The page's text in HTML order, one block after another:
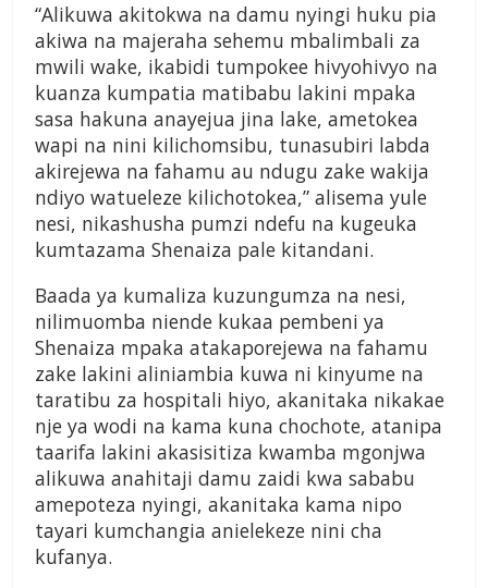
“Alikuwa akitokwa na damu nyingi huku pia
akiwa na majeraha sehemu mbalimbali za
mwili wake, ikabidi tumpokee hivyohivyo na
kuanza kumpatia matibabu lakini mpaka
sasa hakuna anayejua jina lake, ametokea
wapi na nini kilichomsibu, tunasubiri labda
akirejewa na fahamu au ndugu zake wakija
ndiyo watueleze kilichotokea,” alisema yule
nesi, nikashusha pumzi ndefu na kugeuka
kumtazama Shenaiza pale kitandani.
Baada ya kumaliza kuzungumza na nesi,
nilimuomba niende kukaa pembeni ya
Shenaiza mpaka atakaporejewa na fahamu
zake lakini aliniambia kuwa ni kinyume na
taratibu za hospitali hiyo, akanitaka nikakae
nje ya wodi na kama kuna chochote, atanipa
taarifa lakini akasisitiza kwamba mgonjwa
alikuwa anahitaji damu zaidi kwa sababu
amepoteza nyingi, akanitaka kama nipo
tayari kumchangia anielekeze nini cha
kufanya.